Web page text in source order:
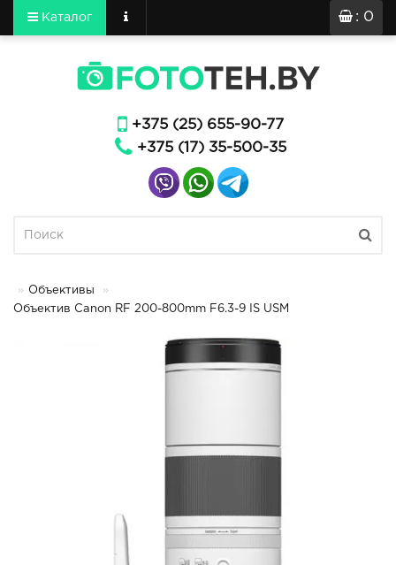
: 0
Каталог
+375 (25) 655-90-77
+375 (17) 35-500-35
Объективы
Объектив Canon RF 200-800mm F6.3-9 IS USM